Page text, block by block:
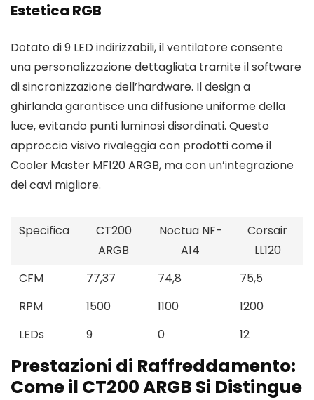
Estetica RGB
Dotato di 9 LED indirizzabili, il ventilatore consente
una personalizzazione dettagliata tramite il software
di sincronizzazione dell’hardware. Il design a
ghirlanda garantisce una diffusione uniforme della
luce, evitando punti luminosi disordinati. Questo
approccio visivo rivaleggia con prodotti come il
Cooler Master MF120 ARGB, ma con un’integrazione
dei cavi migliore.
Specifica
CT200
ARGB
Noctua NF-
A14
Corsair
LL120
CFM
77,37 74,8
75,5
RPM
1500 1100
1200
LEDs
9 0 12
Prestazioni di Raffreddamento:
Come il CT200 ARGB Si Distingue